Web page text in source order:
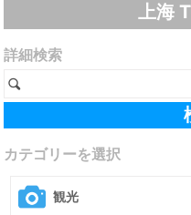
上海
詳細検索
カテゴリーを選択
観光